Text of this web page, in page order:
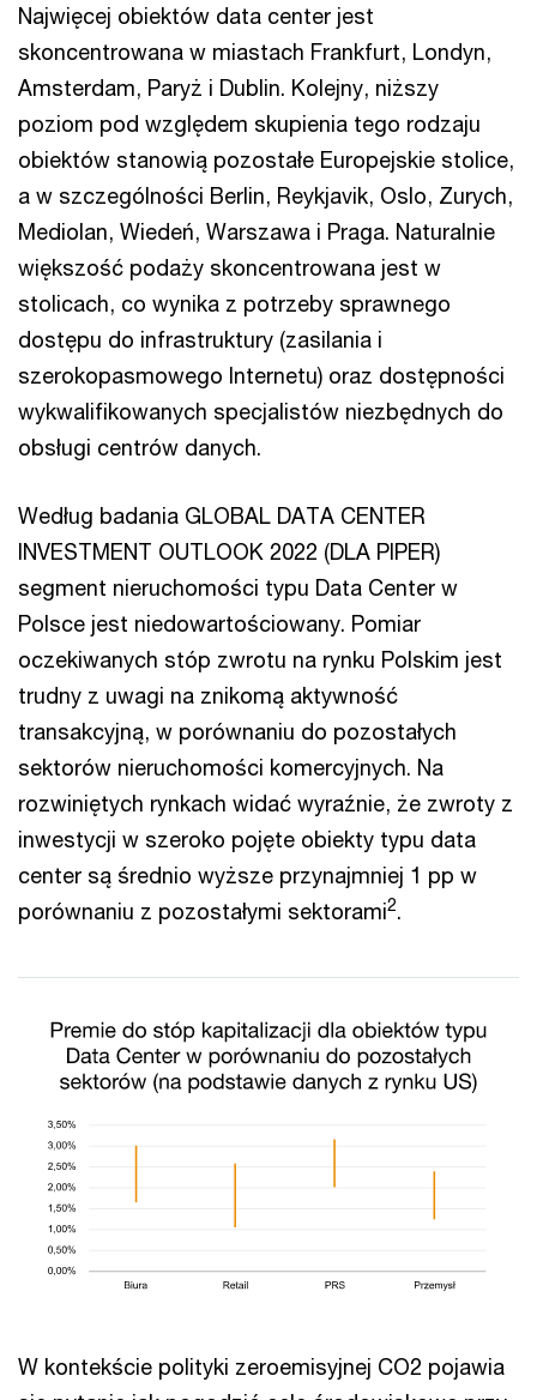
Najwięcej obiektów data center jest
skoncentrowana w miastach Frankfurt, Londyn,
Amsterdam, Paryż i Dublin. Kolejny, niższy
poziom pod względem skupienia tego rodzaju
obiektów stanowią pozostałe Europejskie stolice,
a w szczególności Berlin, Reykjavik, Oslo, Zurych,
Mediolan, Wiedeń, Warszawa i Praga. Naturalnie
większość podaży skoncentrowana jest w
stolicach, co wynika z potrzeby sprawnego
dostępu do infrastruktury (zasilania i
szerokopasmowego Internetu) oraz dostępności
wykwalifikowanych specjalistów niezbędnych do
obsługi centrów danych.
Według badania GLOBAL DATA CENTER
INVESTMENT OUTLOOK 2022 (DLA PIPER)
segment nieruchomości typu Data Center w
Polsce jest niedowartościowany. Pomiar
oczekiwanych stóp zwrotu na rynku Polskim jest
trudny z uwagi na znikomą aktywność
transakcyjną, w porównaniu do pozostałych
sektorów nieruchomości komercyjnych. Na
rozwiniętych rynkach widać wyraźnie, że zwroty z
inwestycji w szeroko pojęte obiekty typu data
center są średnio wyższe przynajmniej 1 pp w
porównaniu z pozostałymi sektorami2.
W kontekście polityki zeroemisyjnej CO2 pojawia